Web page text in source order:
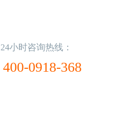
24小时咨询热线：
400-0918-368